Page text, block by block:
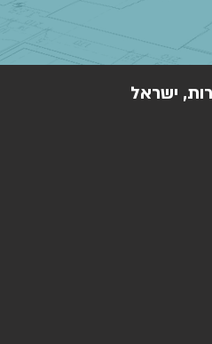
ישראל